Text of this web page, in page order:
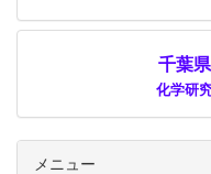
千葉
化学研
メニュー